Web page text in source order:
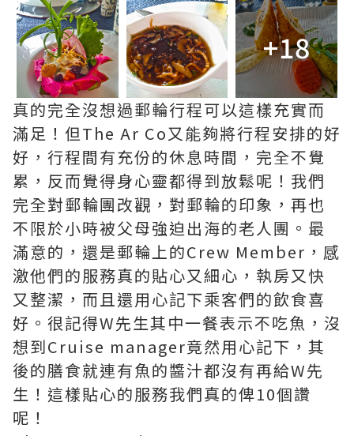
+18
真的完全沒想過郵輪行程可以這樣充實而
滿足！但The Ar Co又能夠將行程安排的好
好，行程間有充份的休息時間，完全不覺
累，反而覺得身心靈都得到放鬆呢！我們
完全對郵輪團改觀，對郵輪的印象，再也
不限於小時被父母強迫出海的老人團。最
滿意的，還是郵輪上的Crew Member，感
激他們的服務真的貼心又細心，執房又快
又整潔，而且還用心記下乘客們的飲食喜
好。很記得W先生其中一餐表示不吃魚，沒
想到Cruise manager竟然用心記下，其
後的膳食就連有魚的醬汁都沒有再給W先
生！這樣貼心的服務我們真的俾10個讚
呢！